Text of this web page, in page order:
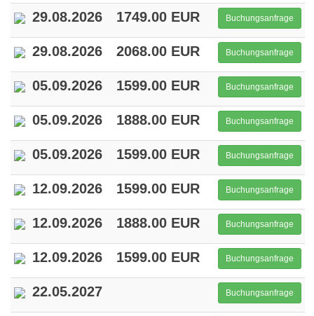
29.08.2026 1749.00 EUR Buchungsanfrage
29.08.2026 2068.00 EUR Buchungsanfrage
05.09.2026 1599.00 EUR Buchungsanfrage
05.09.2026 1888.00 EUR Buchungsanfrage
05.09.2026 1599.00 EUR Buchungsanfrage
12.09.2026 1599.00 EUR Buchungsanfrage
12.09.2026 1888.00 EUR Buchungsanfrage
12.09.2026 1599.00 EUR Buchungsanfrage
22.05.2027 Buchungsanfrage